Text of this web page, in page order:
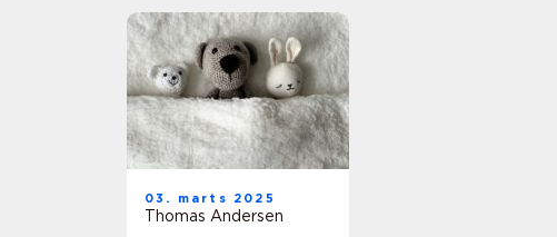
03. marts 2025
Thomas Andersen